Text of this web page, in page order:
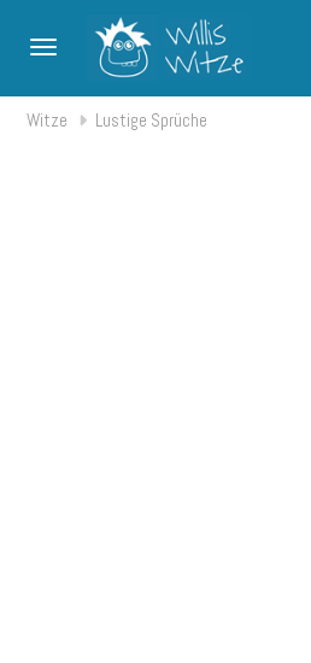
Toggle navigation
Witze Lustige Sprüche